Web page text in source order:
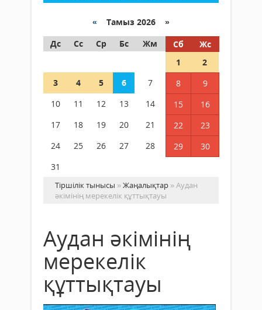
« Тамыз 2026 »
Дс
Сс Ср Бс Жм Сб
Жс
1
2
3
4 5 6 7 8
9
10
11 12 13 14 15
16
17
18 19 20 21 22
23
24
25 26 27 28 29
30
31
Тіршілік тынысы »Жаңалықтар » Аудан
әкімінің мерекелік құттықтауы
Аудан әкімінің
мерекелік
құттықтауы